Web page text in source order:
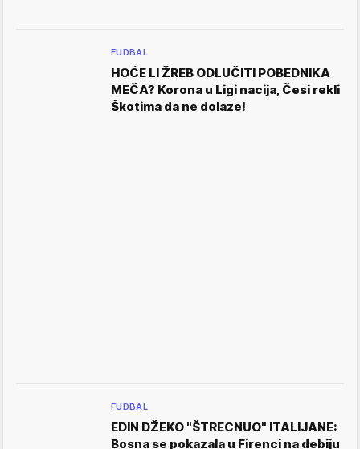
FUDBAL
HOĆE LI ŽREB ODLUČITI POBEDNIKA
MEČA? Korona u Ligi nacija, Česi rekli
Škotima da ne dolaze!
FUDBAL
EDIN DŽEKO "ŠTRECNUO" ITALIJANE:
Bosna se pokazala u Firenci na debiju